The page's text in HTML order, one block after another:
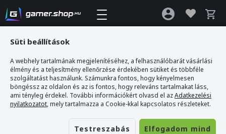
Gamer webshop >Gamiac HS71 Gaming Fejhallgató
Süti beállítások
A webhely tartalmának megjelenítéséhez, a felhasználóbarát vásárlási
élmény és a teljesítmény ellenőrzése érdekében sütiket és többféle
szolgáltatást használunk. Számunkra fontos, hogy kényelmesen
böngéssz az oldalon és az is fontos, hogy releváns tartalmakat láss,
ami tényleg érdekel. További információkért olvasd el azAdatkezelési
nyilatkozatot, mely tartalmazza a Cookie-kkal kapcsolatos részleteket.
Testreszabás Elfogadom mind